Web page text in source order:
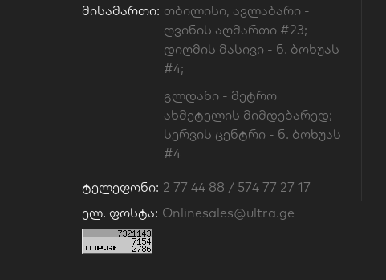
Მისამართი: თბილისი, ავლაბარი -
ღვინის აღმართი #23;
დიღმის მასივი - ნ. ბოხუას
#4;
გლდანი - მეტრო
ახმეტელის მიმდებარედ;
სერვის ცენტრი - ნ. ბოხუას
#4
Ტელეფონი: 2 77 44 88 / 574 77 27 17
Ელ. Ფოსტა: Onlinesales@ultra.ge